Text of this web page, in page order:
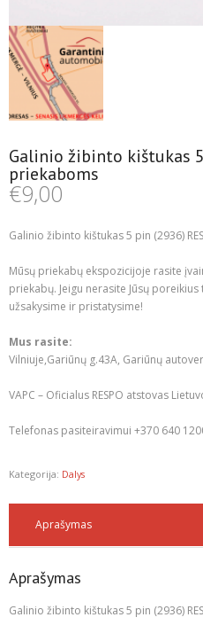
Galinio žibinto kištukas
priekaboms
€9,00
Galinio žibinto kištukas 5 pin (2936)
Mūsų priekabų ekspozicijoje rasite
priekabų. Jeigu nerasite Jūsų
užsakysime ir pristatysime!
Mus rasite:
Vilniuje,Gariūnų g.43A, Gariūnų
VAPC – Oficialus RESPO atstovas
Telefonas pasiteiravimui +370 640
Kategorija: Dalys
Aprašymas
Aprašymas
Galinio žibinto kištukas 5 pin (2936)